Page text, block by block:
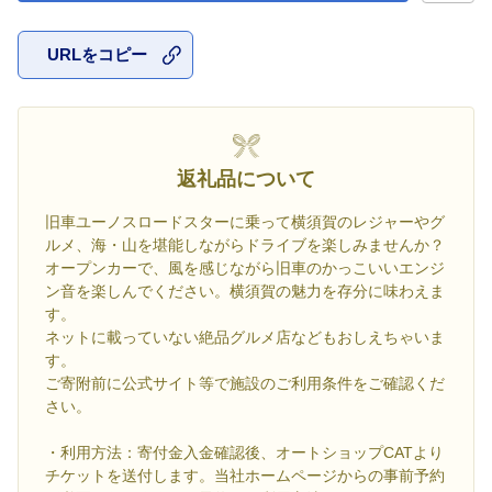
URLをコピー
返礼品について
旧車ユーノスロードスターに乗って横須賀のレジャーやグ
ルメ、海・山を堪能しながらドライブを楽しみませんか？
オープンカーで、風を感じながら旧車のかっこいいエンジ
ン音を楽しんでください。横須賀の魅力を存分に味わえま
す。
ネットに載っていない絶品グルメ店などもおしえちゃいま
す。
ご寄附前に公式サイト等で施設のご利用条件をご確認くだ
さい。
・利用方法：寄付金入金確認後、オートショップCATより
チケットを送付します。当社ホームページからの事前予約